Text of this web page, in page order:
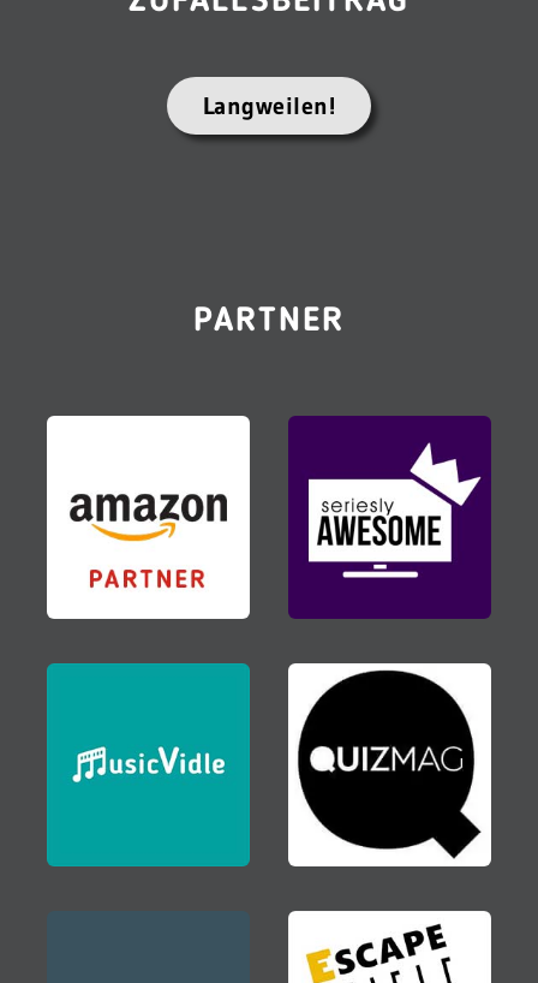
Langweilen!
PARTNER